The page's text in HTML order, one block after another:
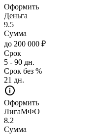
Оформить
Деньга
9.5
Сумма
до 200 000 ₽
Срок
5 - 90 дн.
Срок без %
21 дн.
Оформить
ЛигаМФО
8.2
Сумма